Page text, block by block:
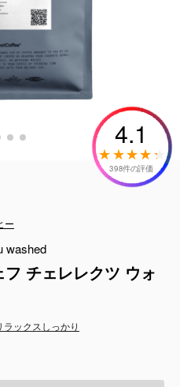
4.1
398件の評価
ー
washed
チェレレクツ ウォ
ラックス しっかり